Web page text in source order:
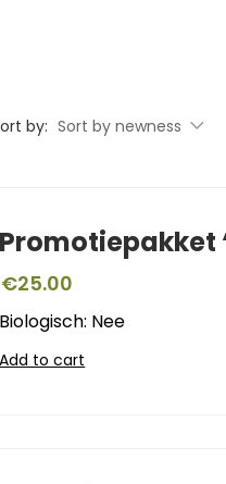
by: Sort by newness
Promotiepakket
€25.00
Biologisch: Nee
Add to cart